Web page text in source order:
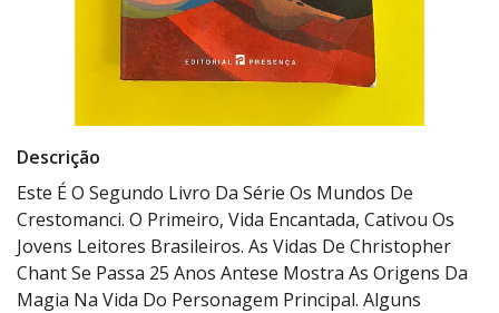
Descrição
Este É O Segundo Livro Da Série Os Mundos De
Crestomanci. O Primeiro, Vida Encantada, Cativou Os
Jovens Leitores Brasileiros. As Vidas De Christopher
Chant Se Passa 25 Anos Antese Mostra As Origens Da
Magia Na Vida Do Personagem Principal. Alguns